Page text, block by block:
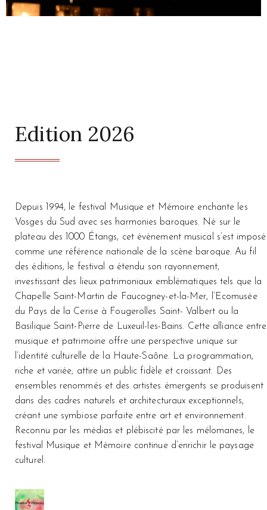
Edition 2026
Depuis 1994, le festival Musique et Mémoire enchante les
Vosges du Sud avec ses harmonies baroques. Né sur le
plateau des 1000 Étangs, cet événement musical s’est imposé
comme une référence nationale de la scène baroque. Au fil
des éditions, le festival a étendu son rayonnement,
investissant des lieux patrimoniaux emblématiques tels que la
Chapelle Saint-Martin de Faucogney-et-la-Mer, l’Ecomusée
du Pays de la Cerise à Fougerolles Saint- Valbert ou la
Basilique Saint-Pierre de Luxeuil-les-Bains. Cette alliance entre
musique et patrimoine offre une perspective unique sur
l’identité culturelle de la Haute-Saône. La programmation,
riche et variée, attire un public fidèle et croissant. Des
ensembles renommés et des artistes émergents se produisent
dans des cadres naturels et architecturaux exceptionnels,
créant une symbiose parfaite entre art et environnement.
Reconnu par les médias et plébiscité par les mélomanes, le
festival Musique et Mémoire continue d’enrichir le paysage
culturel.